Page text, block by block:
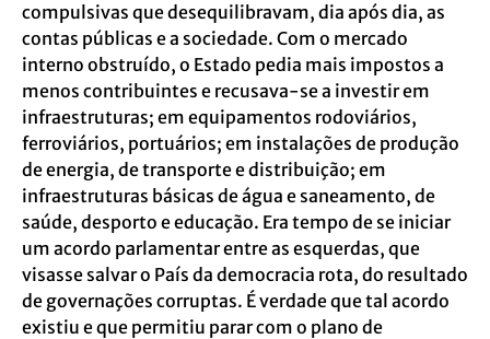
compulsivas que desequilibravam, dia após dia, as
contas públicas e a sociedade. Com o mercado
interno obstruído, o Estado pedia mais impostos a
menos contribuintes e recusava-se a investir em
infraestruturas; em equipamentos rodoviários,
ferroviários, portuários; em instalações de produção
de energia, de transporte e distribuição; em
infraestruturas básicas de água e saneamento, de
saúde, desporto e educação. Era tempo de se iniciar
um acordo parlamentar entre as esquerdas, que
visasse salvar o País da democracia rota, do resultado
de governações corruptas. É verdade que tal acordo
existiu e que permitiu parar com o plano de